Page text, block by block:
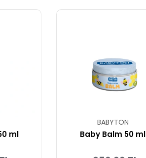
ml
BABYTON
Baby Balm 50 ml